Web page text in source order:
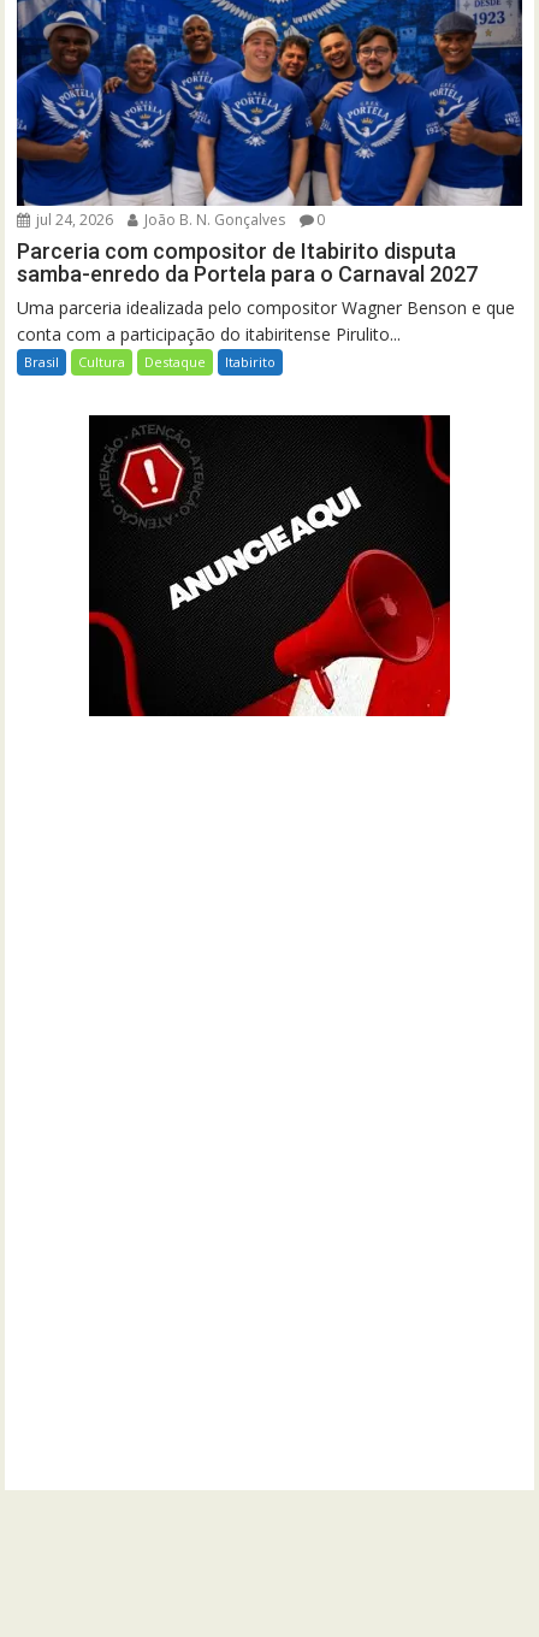
jul 24, 2026 João B. N. Gonçalves 0
Parceria com compositor de Itabirito disputa
samba-enredo da Portela para o Carnaval 2027
Uma parceria idealizada pelo compositor Wagner Benson e que
conta com a participação do itabiritense Pirulito...
Brasil Cultura Destaque Itabirito